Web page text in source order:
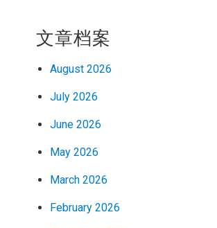
文章档案
August 2026
July 2026
June 2026
May 2026
March 2026
February 2026